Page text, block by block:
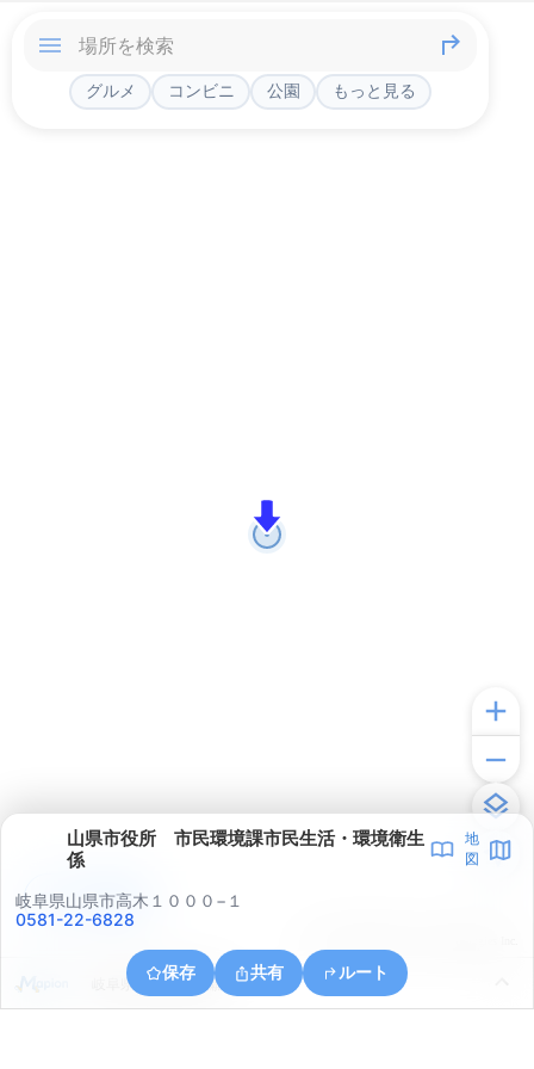
グルメ コンビニ 公園 もっと見る
山県市役所 市民環境課市民生活・環境衛生
係
地
図
岐阜県山県市高木１０００−１
0581-22-6828
保存 共有 ルート
岐阜県山県市西深瀬
アプリで見る